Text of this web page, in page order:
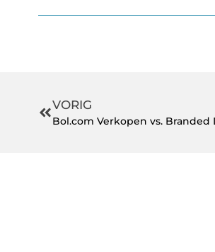
VORIG
Bol.com Verkopen vs.